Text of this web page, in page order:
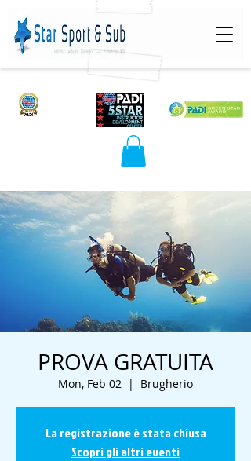
PROVA GRATUITA
Mon, Feb 02
  |
Brugherio
La registrazione è stata chiusa
Scopri gli altri eventi